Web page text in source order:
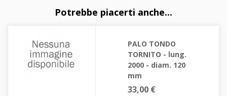
Potrebbe piacerti anche...
PALO TONDO
TORNITO - lung.
2000 - diam. 120
mm
33,00 €